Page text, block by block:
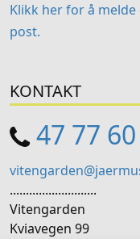
Klikk her for å
post.
KONTAKT
47 77
...........................
Vitengarden
Kviavegen 99